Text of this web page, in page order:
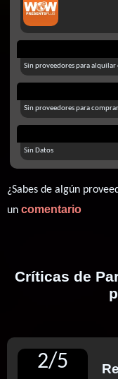
Sin proveedores para alquilar
Sin proveedores para
Sin Datos
¿Sabes de algún
un comentario
Críticas de
2/5